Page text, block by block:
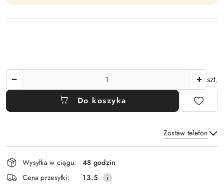
szt.
Do koszyka
Zostaw telefon
Wyślij
Dostępność
i
dostawa
Wysyłka w ciągu:
48 godzin
Cena przesyłki:
13.5